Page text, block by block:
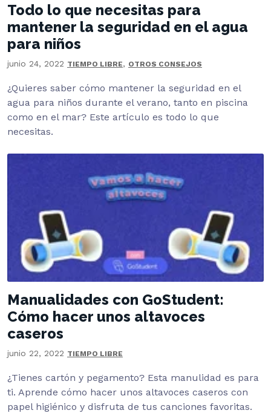
Todo lo que necesitas para
mantener la seguridad en el agua
para niños
junio 24, 2022 TIEMPO LIBRE, OTROS CONSEJOS
¿Quieres saber cómo mantener la seguridad en el
agua para niños durante el verano, tanto en piscina
como en el mar? Este artículo es todo lo que
necesitas.
Manualidades con GoStudent:
Cómo hacer unos altavoces
caseros
junio 22, 2022 TIEMPO LIBRE
¿Tienes cartón y pegamento? Esta manulidad es para
ti. Aprende cómo hacer unos altavoces caseros con
papel higiénico y disfruta de tus canciones favoritas.